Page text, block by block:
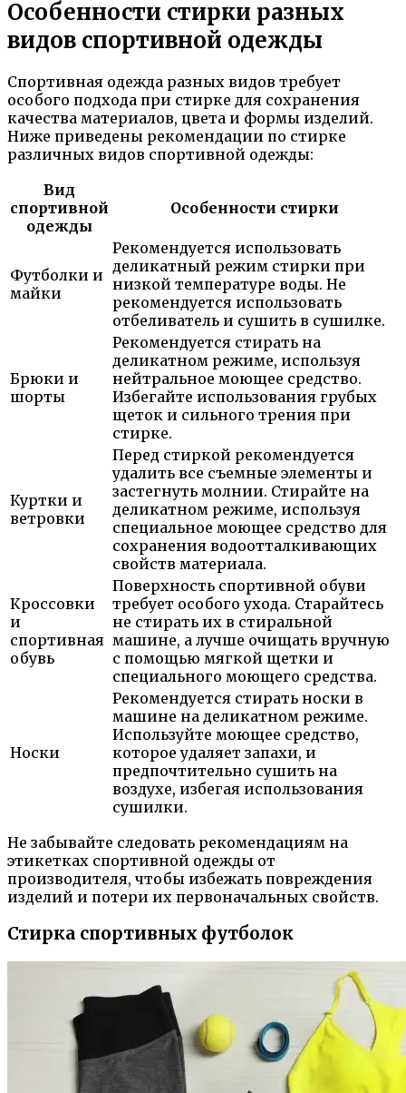
Особенности стирки разных
видов спортивной одежды
Спортивная одежда разных видов требует
особого подхода при стирке для сохранения
качества материалов, цвета и формы изделий.
Ниже приведены рекомендации по стирке
различных видов спортивной одежды:
Вид
спортивной
одежды
Особенности стирки
Футболки и
майки
Рекомендуется использовать
деликатный режим стирки при
низкой температуре воды. Не
рекомендуется использовать
отбеливатель и сушить в сушилке.
Брюки и
шорты
Рекомендуется стирать на
деликатном режиме, используя
нейтральное моющее средство.
Избегайте использования грубых
щеток и сильного трения при
стирке.
Куртки и
ветровки
Перед стиркой рекомендуется
удалить все съемные элементы и
застегнуть молнии. Стирайте на
деликатном режиме, используя
специальное моющее средство для
сохранения водоотталкивающих
свойств материала.
Кроссовки
и
спортивная
обувь
Поверхность спортивной обуви
требует особого ухода. Старайтесь
не стирать их в стиральной
машине, а лучше очищать вручную
с помощью мягкой щетки и
специального моющего средства.
Носки
Рекомендуется стирать носки в
машине на деликатном режиме.
Используйте моющее средство,
которое удаляет запахи, и
предпочтительно сушить на
воздухе, избегая использования
сушилки.
Не забывайте следовать рекомендациям на
этикетках спортивной одежды от
производителя, чтобы избежать повреждения
изделий и потери их первоначальных свойств.
Стирка спортивных футболок